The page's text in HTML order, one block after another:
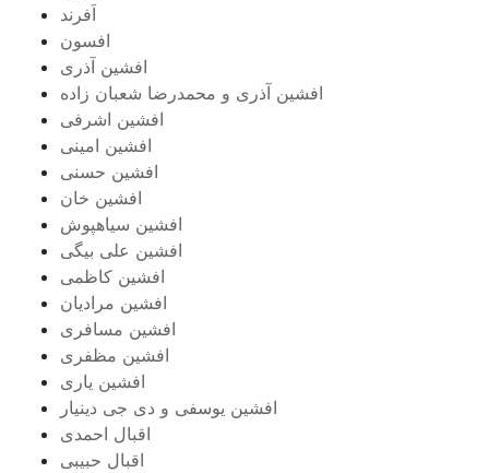
اَفرند
افسون
افشین آذری
افشین آذری و محمدرضا شعبان زاده
افشین اشرفی
افشین امینی
افشین حسنی
افشین خان
افشین سیاهپوش
افشین علی بیگی
افشین کاظمی
افشین مرادیان
افشین مسافری
افشین مظفری
افشین یاری
افشین یوسفی و دی جی دینیار
اقبال احمدی
اقبال حبیبی